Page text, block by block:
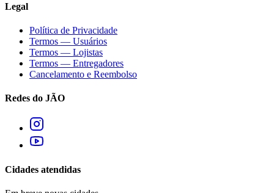
Legal
Política de Privacidade
Termos — Usuários
Termos — Lojistas
Termos — Entregadores
Cancelamento e Reembolso
Redes do JÃO
Cidades atendidas